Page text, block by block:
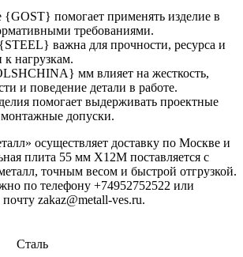
{GOST} помогает применять изделие в
требованиями.
важна для прочности, ресурса и
к нагрузкам.
мм влияет на жесткость,
и поведение детали в работе.
помогает выдерживать проектные
монтажные допуски.
осуществляет доставку по Москве и
плита 55 мм Х12М поставляется с
точным весом и быстрой отгрузкой.
по телефону +74952752522 или
zakaz@metall-ves.ru.
Сталь